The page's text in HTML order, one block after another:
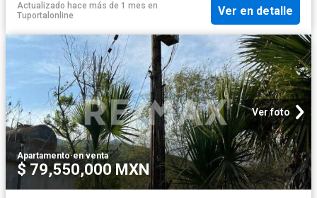
Actualizado hace más de 1 mes en
Tuportalonline
Ver en detalle
Ver foto
Apartamento·en venta
$ 79,550,000 MXN